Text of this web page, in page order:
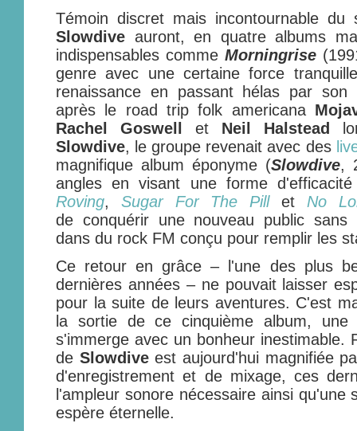
Témoin discret mais incontournable du
Slowdive auront, en quatre albums
indispensables comme Morningrise
genre avec une certaine force
renaissance en passant hélas par son
après le road trip folk americana
Rachel Goswell et Neil Halstead
Slowdive, le groupe revenait avec des
magnifique album éponyme (Slowdive,
angles en visant une forme
Roving, Sugar For The Pillet No
de conquérir une nouveau public sans
dans du rock FM conçu pour remplir les
Ce retour en grâce – l'une des plus
dernières années – ne pouvait laisser
pour la suite de leurs aventures. C'est
la sortie de ce cinquième album,
s'immerge avec un bonheur inestimable.
de Slowdiveest aujourd'hui magnifiée
d'enregistrement et de mixage, ces
l'ampleur sonore nécessaire ainsi qu'une
espère éternelle.